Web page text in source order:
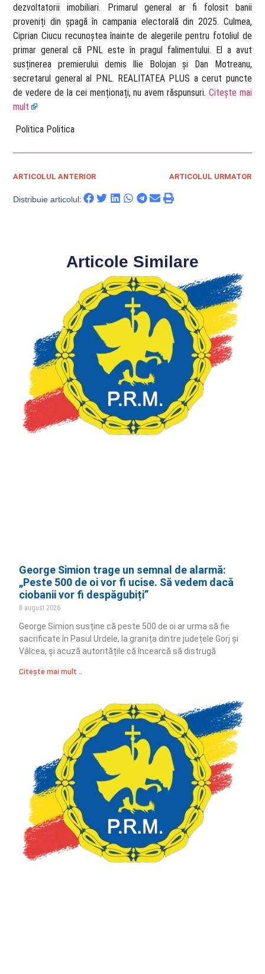
dezvoltatorii imobiliari. Primarul general ar fi folosit banii
proveniți din șpagă în campania electorală din 2025. Culmea,
Ciprian Ciucu recunoștea înainte de alegerile pentru fotoliul de
primar general că PNL este în pragul falimentului. El a avut
susținerea premierului demis Ilie Bolojan și Dan Motreanu,
secretarul general al PNL. REALITATEA PLUS a cerut puncte
de vedere de la cei menționați, nu avem răspunsuri. Citește mai
mult
​ Politica Politica
ARTICOLUL ANTERIOR ARTICOLUL URMATOR
Distribuie articolul:
Articole Similare
George Simion trage un semnal de alarmă:
„Peste 500 de oi vor fi ucise. Să vedem dacă
ciobanii vor fi despăgubiți”
8 august 2026
George Simion susține că peste 500 de oi ar urma să fie
sacrificate în Pasul Urdele, la granița dintre județele Gorj și
Vâlcea, și acuză autoritățile că încearcă să distrugă
Citește mai mult ..